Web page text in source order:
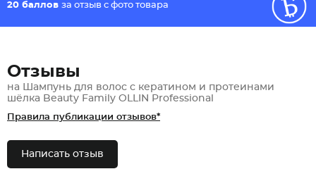
20 баллов за отзыв с фото товара
Отзывы
на Шампунь для волос с кератином и протеинами
шёлка Beauty Family OLLIN Professional
Правила публикации отзывов*
Написать отзыв